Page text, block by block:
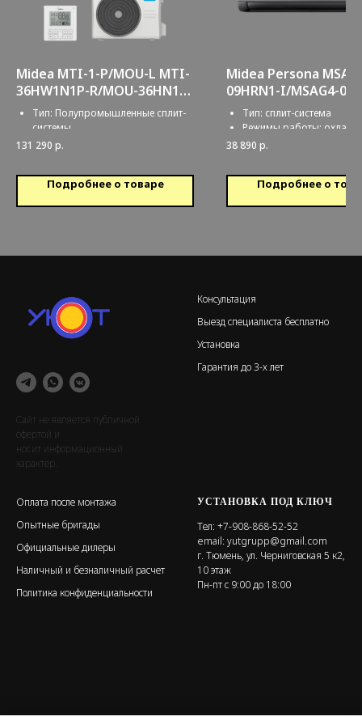
Midea MTI-1-P/MOU-L MTI-
36HW1N1P-R/MOU-36HN1-
LR
Тип: Полупромышленные сплит-
системы
Режимы работы: охлаждение/
кв.м.
131 290 р.
Подробнее о товаре
Midea Persona
09HRN1-I/MSAG4-
Тип: сплит-система
Режимы работы:
обогрев
38 890 р.
Подробнее о
Сайт не является публичной
офертой и
носит информационный
характер.
Консультация
Выезд специалиста бесплатно
Установка
Гарантия до 3-х лет
Оплата после монтажа
Опытные бригады
Официальные дилеры
Наличный и безналичный расчет
Политика конфиденциальности
УСТАНОВКА ПОД КЛЮЧ
Тел: +7-908-868-52-52
email: yutgrupp@gmail.com
г. Тюмень, ул. Черниговская 5 к2,
10 этаж
Пн-пт с 9:00 до 18:00